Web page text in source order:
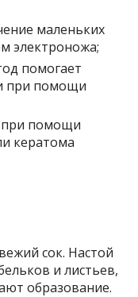
маленьких
электроножа;
помогает
при помощи
при помощи
кератома
сок. Настой
и листьев,
образование.